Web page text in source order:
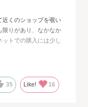
近くのショップを覗い
限りがあり、なかなか
トでの購入には少し
はイメージと違って
く自信をもって着用し
35 Like! 16